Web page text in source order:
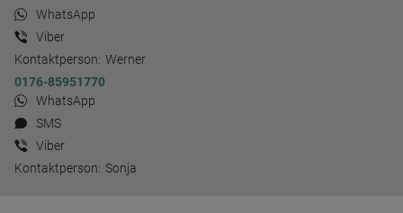
WhatsApp
Viber
Kontaktperson: Werner
0176-85951770
WhatsApp
SMS
Viber
Kontaktperson: Sonja